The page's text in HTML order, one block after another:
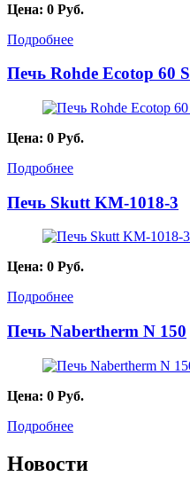
Цена: 0 Руб.
Подробнее
Печь Rohde Ecotop 60 S
Цена: 0 Руб.
Подробнее
Печь Skutt KM-1018-3
Цена: 0 Руб.
Подробнее
Печь Nabertherm N 150
Цена: 0 Руб.
Подробнее
Новости